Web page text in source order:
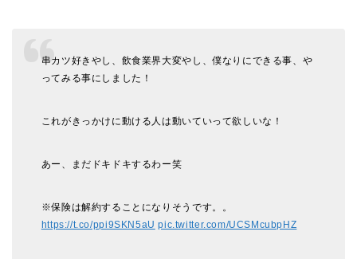
串カツ好きやし、飲食業界大変やし、僕なりにできる事、や
ってみる事にしました！
これがきっかけに動ける人は動いていって欲しいな！
あー、まだドキドキするわー笑
※保険は解約することになりそうです。。
https://t.co/ppi9SKN5aU pic.twitter.com/UCSMcubpHZ